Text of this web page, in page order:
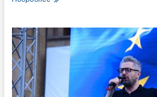
расширении
пункта
пропуска
«Верхний